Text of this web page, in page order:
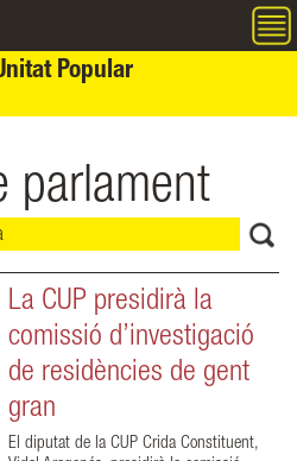
Popular
parlament
La CUP presidirà la
comissió d’investigació
de residències de gent
gran
El diputat de la CUP Crida Constituent,